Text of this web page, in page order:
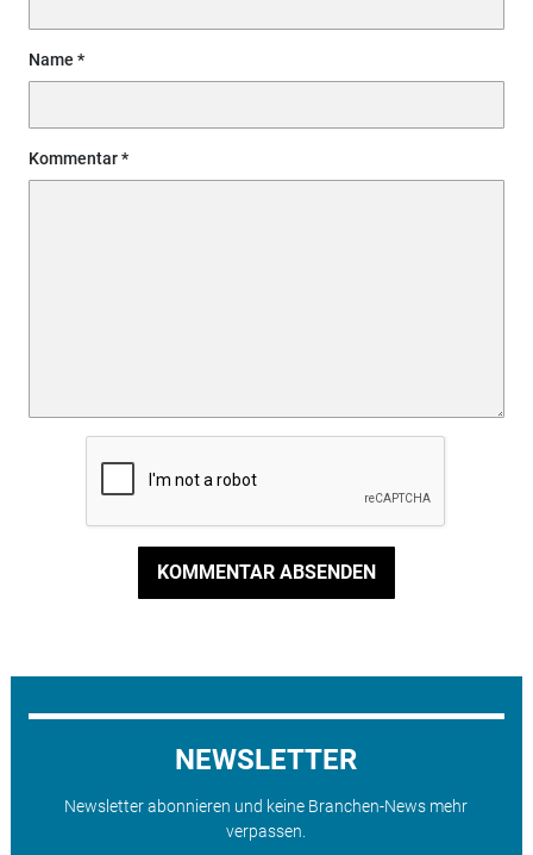
Name
Kommentar
KOMMENTAR ABSENDEN
NEWSLETTER
Newsletter abonnieren und keine Branchen-News mehr
verpassen.